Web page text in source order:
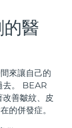
醫
來讓自己的
去。 BEAR
善皺紋、皮
的併發症。
送達日期8/10/26
送達日期 8/10/26
送達日期8/16/26
送達日期8/13/26